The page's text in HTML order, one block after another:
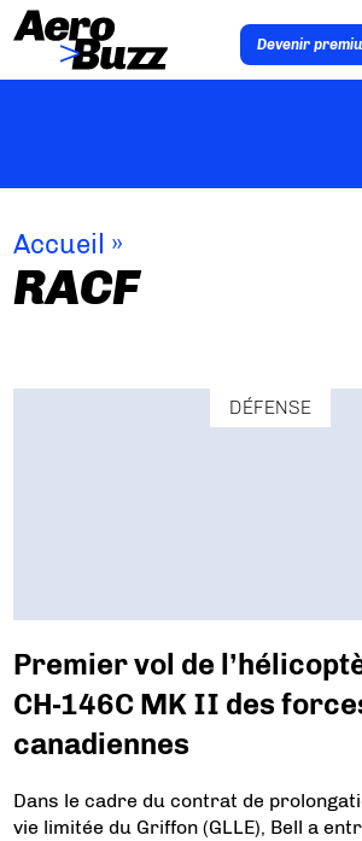
Devenir
Accueil »
RACF
DÉFENSE
Premier vol de
CH-146C MK II des
canadiennes
Dans le cadre du contrat de
vie limitée du Griffon (GLLE), Bell a